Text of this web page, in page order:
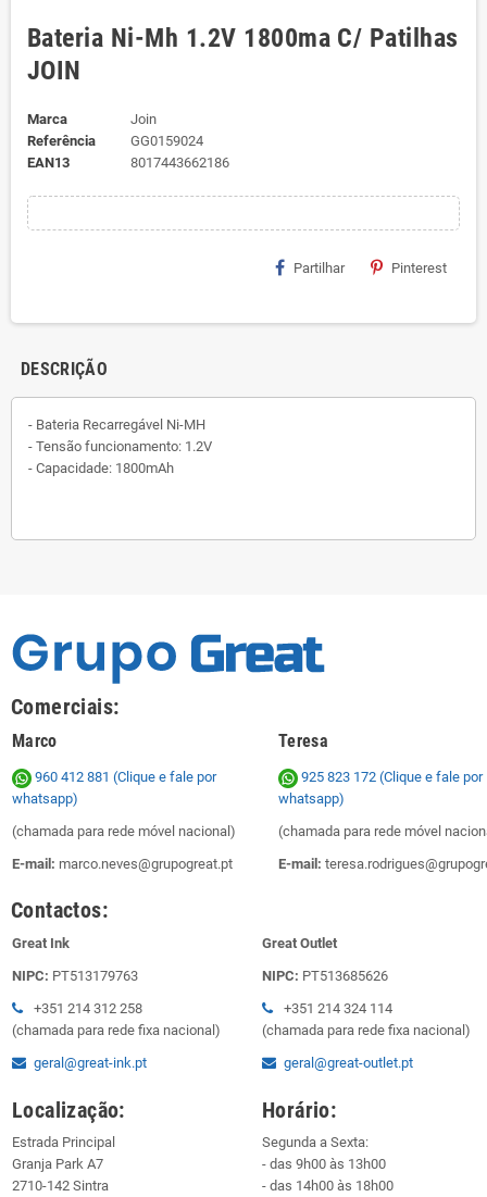
Bateria Ni-Mh 1.2V 1800ma C/ Patilhas
JOIN
Marca
Join
Referência
GG0159024
EAN13
8017443662186
Partilhar Pinterest
DESCRIÇÃO
- Bateria Recarregável Ni-MH
- Tensão funcionamento: 1.2V
- Capacidade: 1800mAh
Comerciais:
Marco Teresa
960 412 881 (Clique e fale por
whatsapp)
(chamada para rede móvel nacional)
E-mail: marco.neves@grupogreat.pt
925 823 172 (Clique e fale por
whatsapp)
(chamada para rede móvel
E-mail:
Contactos:
Great Ink
NIPC: PT513179763
+351 214 312 258
(chamada para rede fixa nacional)
geral@great-ink.pt
Great Outlet
NIPC: PT513685626
+351 214 324 114
(chamada para rede fixa nacional)
geral@great-outlet.pt
Localização:
Estrada Principal
Granja Park A7
2710-142 Sintra
Horário:
Segunda a Sexta:
- das 9h00 às 13h00
- das 14h00 às 18h00